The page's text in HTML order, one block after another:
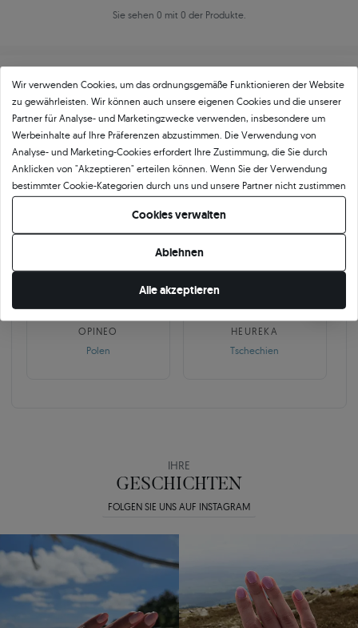
Sie sehen 0 mit 0 der Produkte.
Über11 4845★-Bewertungen in ganz
Europa
GEPRÜFTE BEWERTUNGEN UNSERER KUNDEN
10 468
OPINEO
Polen
252
HEUREKA
Tschechien
IHRE
GESCHICHTEN
FOLGEN SIE UNS AUF INSTAGRAM
Wir verwenden Cookies, um das ordnungsgemäße Funktionieren der Website
zu gewährleisten. Wir können auch unsere eigenen Cookies und die unserer
Partner für Analyse- und Marketingzwecke verwenden, insbesondere um
Werbeinhalte auf Ihre Präferenzen abzustimmen. Die Verwendung von
Analyse- und Marketing-Cookies erfordert Ihre Zustimmung, die Sie durch
Anklicken von "Akzeptieren" erteilen können. Wenn Sie der Verwendung
bestimmter Cookie-Kategorien durch uns und unsere Partner nicht zustimmen
möchten, klicken Sie auf "Lassen Sie mich wählen" und bestimmen Sie Ihre
Präferenzen. Sie können Ihre Zustimmung jederzeit widerrufen, indem Sie
Ihre Cookie-Einstellungen ändern.
Cookies verwalten
Ablehnen
Alle akzeptieren